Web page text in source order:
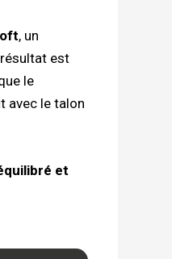
, un
est
le
avec le talon
et